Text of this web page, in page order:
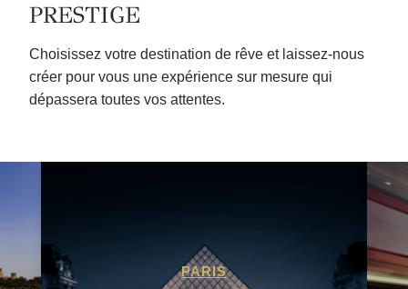
PRESTIGE
Choisissez votre destination de rêve et laissez-nous
créer pour vous une expérience sur mesure qui
dépassera toutes vos attentes.
PARIS